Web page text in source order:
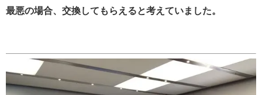
最悪の場合、交換してもらえると考えていました。